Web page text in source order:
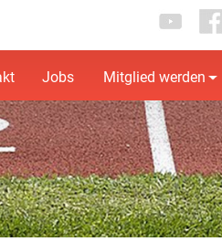
Jobs Mitglied werden